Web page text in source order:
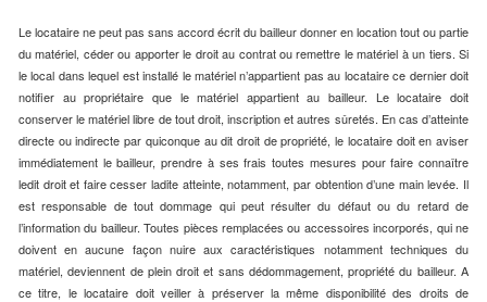
Le locataire ne peut pas sans accord écrit du bailleur donner en location tout ou partie
du matériel, céder ou apporter le droit au contrat ou remettre le matériel à un tiers. Si
le local dans lequel est installé le matériel n’appartient pas au locataire ce dernier doit
notifier au propriétaire que le matériel appartient au bailleur. Le locataire doit
conserver le matériel libre de tout droit, inscription et autres sûretés. En cas d’atteinte
directe ou indirecte par quiconque au dit droit de propriété, le locataire doit en aviser
immédiatement le bailleur, prendre à ses frais toutes mesures pour faire connaître
ledit droit et faire cesser ladite atteinte, notamment, par obtention d’une main levée. Il
est responsable de tout dommage qui peut résulter du défaut ou du retard de
l’information du bailleur. Toutes pièces remplacées ou accessoires incorporés, qui ne
doivent en aucune façon nuire aux caractéristiques notamment techniques du
matériel, deviennent de plein droit et sans dédommagement, propriété du bailleur. A
ce titre, le locataire doit veiller à préserver la même disponibilité des droits de